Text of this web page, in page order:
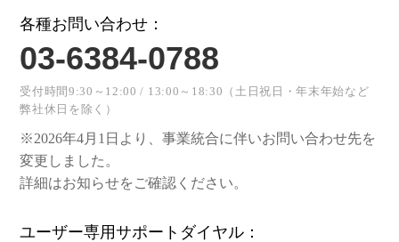
各種お問い合わせ：
03-6384-0788
受付時間9:30～12:00 / 13:00～18:30（土日祝日・年末年始など
弊社休日を除く）
※2026年4月1日より、事業統合に伴いお問い合わせ先を
変更しました。
詳細はお知らせをご確認ください。
ユーザー専用サポートダイヤル：